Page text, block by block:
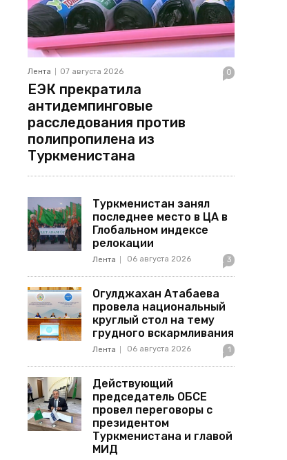
Лента 07 августа 2026 0
ЕЭК прекратила
антидемпинговые
расследования против
полипропилена из
Туркменистана
Туркменистан занял
последнее место в ЦА в
Глобальном индексе
релокации
Лента 06 августа 2026 3
Огулджахан Атабаева
провела национальный
круглый стол на тему
грудного вскармливания
Лента 06 августа 2026 1
Действующий
председатель ОБСЕ
провел переговоры с
президентом
Туркменистана и главой
МИД